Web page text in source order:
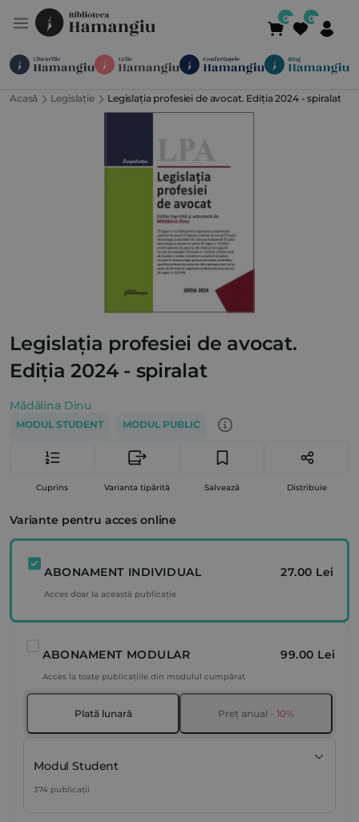
Module Publicații Abonamente
Acasă Legislație Legislația profesiei de avocat. Ediția 2024 - spiralat
Legislația profesiei de avocat.
Ediția 2024 - spiralat
Mădălina Dinu
MODUL STUDENT MODUL PUBLIC
Cuprins Varianta tipărită Salvează Distribuie
Variante pentru acces online
ABONAMENT INDIVIDUAL 27.00 Lei
Acces doar la această publicație
ABONAMENT MODULAR 99.00 Lei
Acces la toate publicațiile din modulul cumpărat
Plată lunară Preț anual - 10%
Modul Student
374 publicații